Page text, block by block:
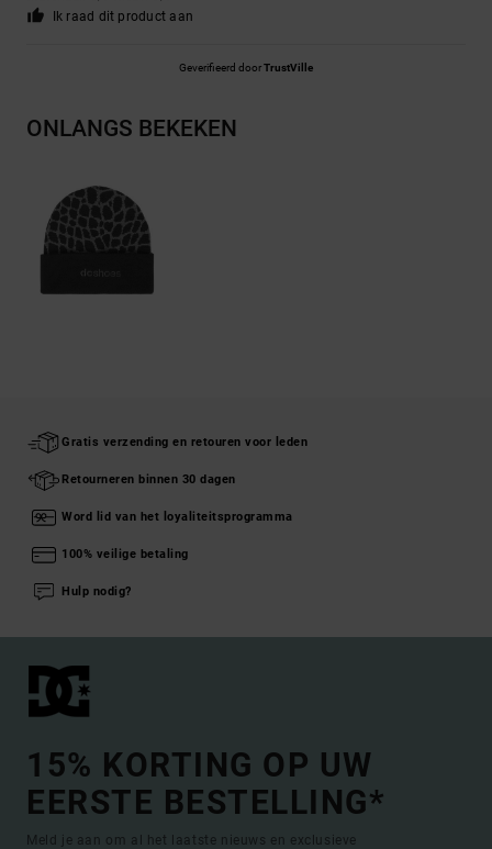
Ik raad dit product aan
Geverifieerd doorTrustVille
ONLANGS BEKEKEN
Gratis verzending en retouren voor leden
Retourneren binnen 30 dagen
Word lid van het loyaliteitsprogramma
100% veilige betaling
Hulp nodig?
15% KORTING OP UW
EERSTE BESTELLING*
Meld je aan om al het laatste nieuws en exclusieve